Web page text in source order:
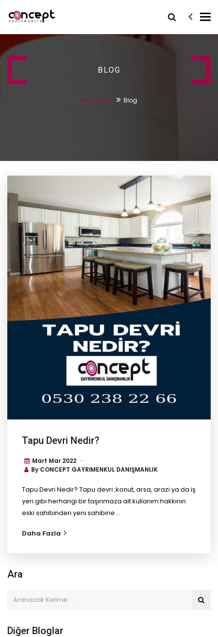
BLOG
Ana Sayfa Blog
Tapu Devri Nedir?
Mart Mar 2022
By CONCEPT GAYRİMENKUL DANIŞMANLIK
Tapu Devri Nedir? Tapu devri ;konut, arsa, arazi ya da iş
yeri gibi herhangi bir taşınmaza ait kullanım hakkının
eski sahibinden yeni sahibine ...
Daha Fazla
Ara
Diğer Bloglar